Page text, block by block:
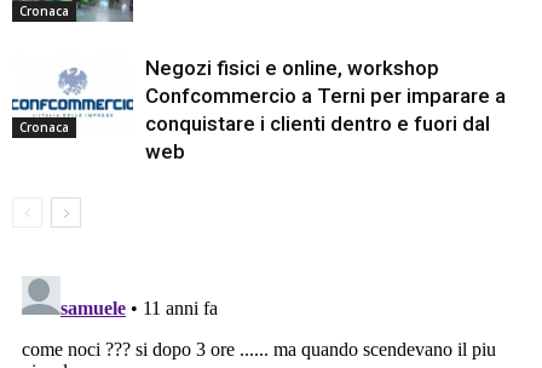
Cronaca
Cronaca
Negozi fisici e online, workshop
Confcommercio a Terni per imparare a
conquistare i clienti dentro e fuori dal
web